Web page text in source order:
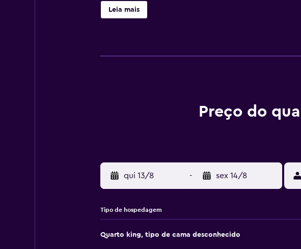
disponíveis. Os banheiros possuem chuveiro/
Fi grátis. As comodidades para negócios incluem
Leia mais
Preço do
qui 13/8 - sex 14/8
Tipo de hospedagem
Quarto king, tipo de cama desconhecido